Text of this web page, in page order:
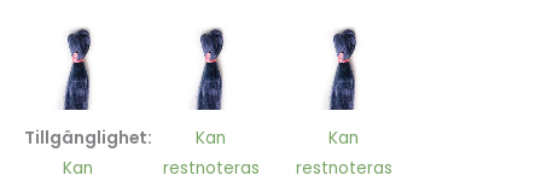
Tillgänglighet:
Kan
Kan
restnoteras
Kan
restnoteras